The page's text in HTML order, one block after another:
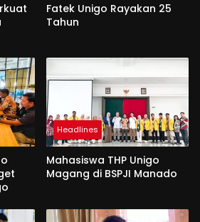
Fatek Unigo Rayakan 25
Tahun
Headlines
Mahasiswa THP Unigo
Magang di BSPJI Manado